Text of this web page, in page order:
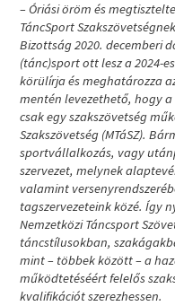
– Óriási öröm és
TáncSport
Bizottság 2020. decemberi
(tánc)sport ott lesz a 2024-
körülírja és meghatározza
mentén levezethető, hogy
csak egy szakszövetség
Szakszövetség (MTáSZ).
sportvállalkozás, vagy
szervezet, melynek
valamint
tagszervezeteink közé. Így
Nemzetközi Táncsport
táncstílusokban,
mint – többek között – a
működtetéséért felelős
kvalifikációt szerezhessen.